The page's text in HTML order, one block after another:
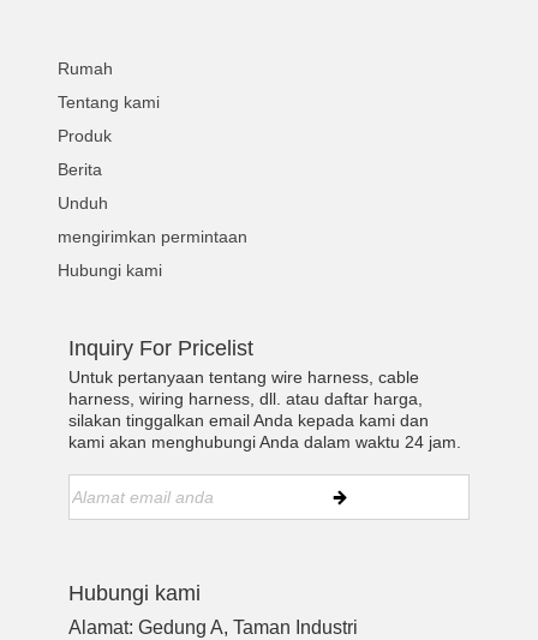
Rumah
Tentang kami
Produk
Berita
Unduh
mengirimkan permintaan
Hubungi kami
Inquiry For Pricelist
Untuk pertanyaan tentang wire harness, cable
harness, wiring harness, dll. atau daftar harga,
silakan tinggalkan email Anda kepada kami dan
kami akan menghubungi Anda dalam waktu 24 jam.
Hubungi kami
Alamat: Gedung A, Taman Industri